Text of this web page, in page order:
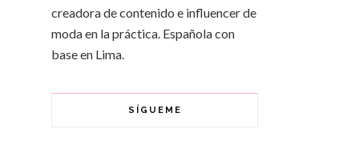
creadora de contenido e influencer de
moda en la práctica. Española con
base en Lima.
SÍGUEME